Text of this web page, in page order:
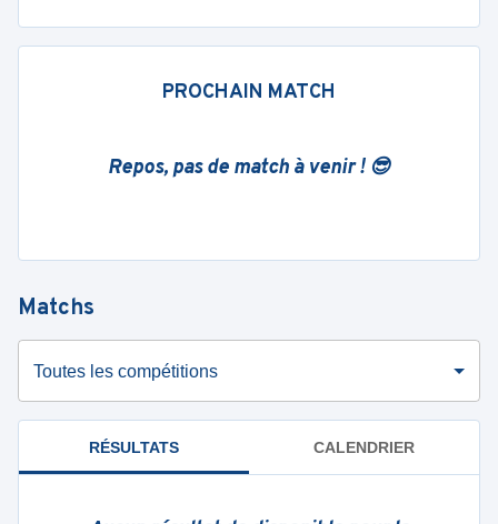
PROCHAIN MATCH
Repos, pas de match à venir ! 😎
Matchs
Toutes les compétitions
RÉSULTATS CALENDRIER